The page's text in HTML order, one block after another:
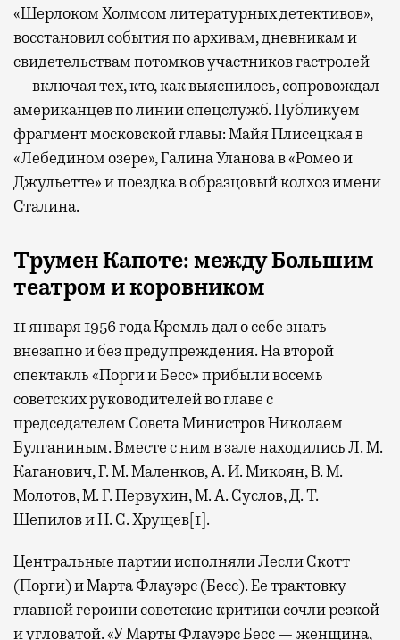
«Шерлоком Холмсом литературных детективов»,
восстановил события по архивам, дневникам и
свидетельствам потомков участников гастролей
— включая тех, кто, как выяснилось, сопровождал
американцев по линии спецслужб. Публикуем
фрагмент московской главы: Майя Плисецкая в
«Лебедином озере», Галина Уланова в «Ромео и
Джульетте» и поездка в образцовый колхоз имени
Сталина.
ТруменКапоте: между Большим
театроми коровником
11 января 1956 года Кремль дал о себе знать —
внезапно и без предупреждения. На второй
спектакль «Порги и Бесс» прибыли восемь
советских руководителей во главе с
председателем Совета Министров Николаем
Булганиным. Вместе с ним в зале находились Л. М.
Каганович, Г. М. Маленков, А. И. Микоян, В. М.
Молотов, М. Г. Первухин, М. А. Суслов, Д. Т.
Шепилов и Н. С. Хрущев[1].
Центральные партии исполняли Лесли Скотт
(Порги) и Марта Флауэрс (Бесс). Ее трактовку
главной героини советские критики сочли резкой
и угловатой. «У Марты Флауэрс Бесс — женщина,